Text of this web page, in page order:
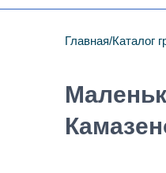
Главная Каталог